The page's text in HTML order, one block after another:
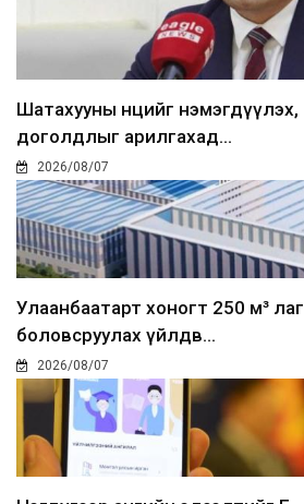
Шатахууны нөөцийг нэмэгдүүлэх,
доголдлыг арилгахад...
2026/08/07
Улаанбаатарт хоногт 250 м³ лаг
боловсруулах үйлдв...
2026/08/07